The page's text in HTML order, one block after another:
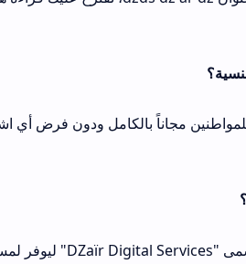
بالكامل ودون فرض أي اشتراكات
نعم، أطلقت المحافظة السامية للرقمنة تطبيقاً معتمدة بالمتجر تحت مسمى "DZaïr Digital Services" ليوفر لمستخدمي